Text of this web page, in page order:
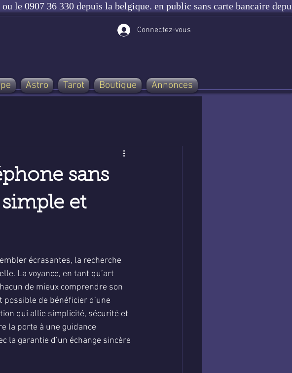
le 0907 36 330 depuis la belgique. en public sans carte bancaire
Connectez-vous
Astro Tarot Boutique Annonces
sans
et
écrasantes, la recherche
La voyance, en tant qu’art
de mieux comprendre son
possible de bénéficier d’une
qui allie simplicité, sécurité et
la porte à une guidance
la garantie d’un échange sincère